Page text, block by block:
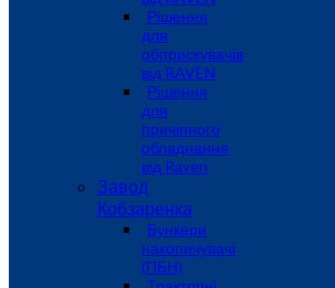
Рішення
для
обприскувачів
від RAVEN
Рішення
для
причіпного
обладнання
від Raven
Завод
Кобзаренка
Бункери
накопичувачі
(ПБН)